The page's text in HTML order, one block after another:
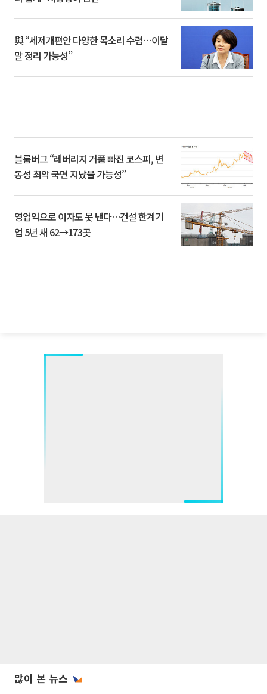
與 “세제개편안 다양한 목소리 수렴…이달
말 정리 가능성”
블룸버그 “레버리지 거품 빠진 코스피, 변
동성 최악 국면 지났을 가능성”
영업익으로 이자도 못 낸다…건설 한계기
업 5년 새 62→173곳
많이 본 뉴스